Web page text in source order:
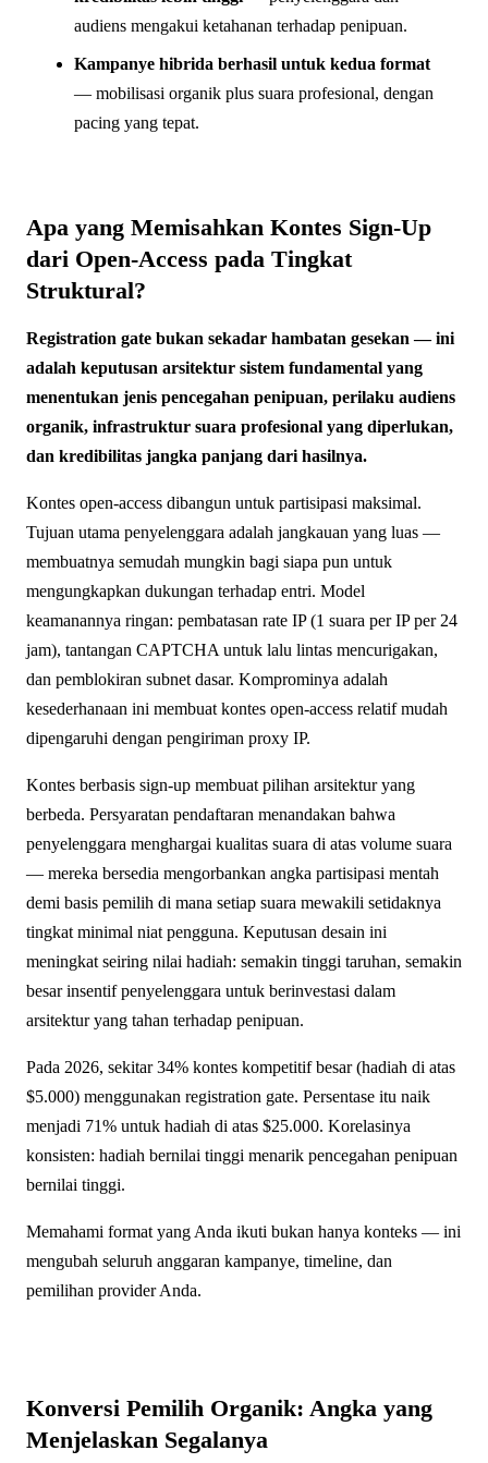
audiens mengakui ketahanan terhadap penipuan.
Kampanye hibrida berhasil untuk kedua format
— mobilisasi organik plus suara profesional, dengan
pacing yang tepat.
Apa yang Memisahkan Kontes Sign-Up
dari Open-Access pada Tingkat
Struktural?
Registration gate bukan sekadar hambatan gesekan — ini
adalah keputusan arsitektur sistem fundamental yang
menentukan jenis pencegahan penipuan, perilaku audiens
organik, infrastruktur suara profesional yang diperlukan,
dan kredibilitas jangka panjang dari hasilnya.
Kontes open-access dibangun untuk partisipasi maksimal.
Tujuan utama penyelenggara adalah jangkauan yang luas —
membuatnya semudah mungkin bagi siapa pun untuk
mengungkapkan dukungan terhadap entri. Model
keamanannya ringan: pembatasan rate IP (1 suara per IP per 24
jam), tantangan CAPTCHA untuk lalu lintas mencurigakan,
dan pemblokiran subnet dasar. Komprominya adalah
kesederhanaan ini membuat kontes open-access relatif mudah
dipengaruhi dengan pengiriman proxy IP.
Kontes berbasis sign-up membuat pilihan arsitektur yang
berbeda. Persyaratan pendaftaran menandakan bahwa
penyelenggara menghargai kualitas suara di atas volume suara
— mereka bersedia mengorbankan angka partisipasi mentah
demi basis pemilih di mana setiap suara mewakili setidaknya
tingkat minimal niat pengguna. Keputusan desain ini
meningkat seiring nilai hadiah: semakin tinggi taruhan, semakin
besar insentif penyelenggara untuk berinvestasi dalam
arsitektur yang tahan terhadap penipuan.
Pada 2026, sekitar 34% kontes kompetitif besar (hadiah di atas
$5.000) menggunakan registration gate. Persentase itu naik
menjadi 71% untuk hadiah di atas $25.000. Korelasinya
konsisten: hadiah bernilai tinggi menarik pencegahan penipuan
bernilai tinggi.
Memahami format yang Anda ikuti bukan hanya konteks — ini
mengubah seluruh anggaran kampanye, timeline, dan
pemilihan provider Anda.
Konversi Pemilih Organik: Angka yang
Menjelaskan Segalanya